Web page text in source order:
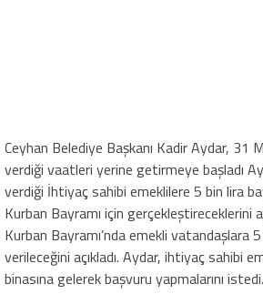
Ceyhan Belediye Başkanı Kadir Aydar, 31
verdiği vaatleri yerine getirmeye başladı
verdiği İhtiyaç sahibi emeklilere 5 bin lira
Kurban Bayramı için gerçekleştireceklerini
Kurban Bayramı’nda emekli vatandaşlara
verileceğini açıkladı. Aydar, ihtiyaç sahibi
binasına gelerek başvuru yapmalarını istedi.